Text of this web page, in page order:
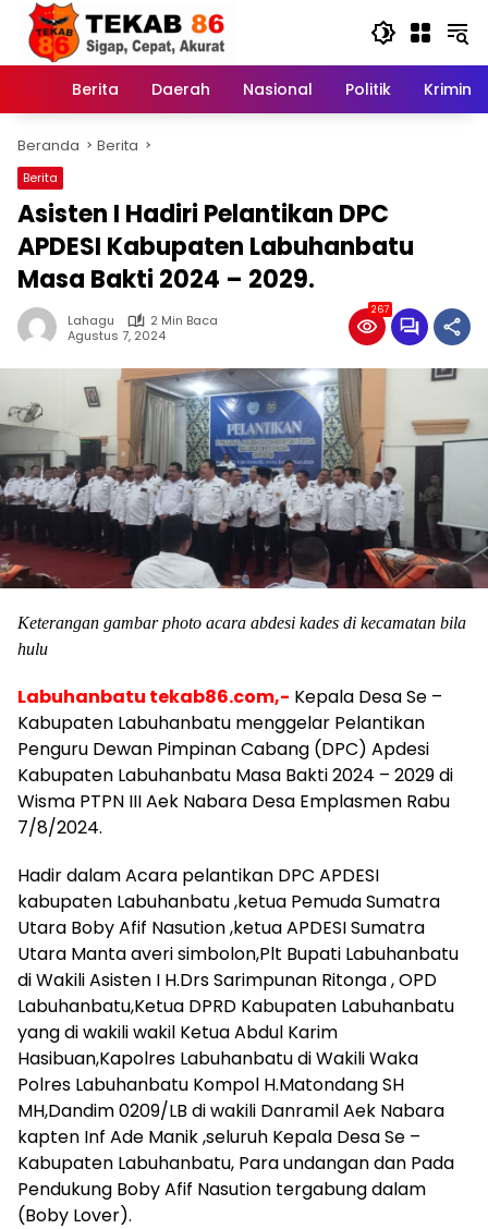
Langsung
konten
Home
Berita Daerah Nasional Politik Kriminal
Beranda Berita
Berita
Asisten I Hadiri Pelantikan DPC
APDESI Kabupaten Labuhanbatu
Masa Bakti 2024 – 2029.
Lahagu
2 Min Baca
Agustus 7, 2024
267
Keterangan gambar photo acara abdesi kades di kecamatan bila
hulu
Labuhanbatu tekab86.com,- Kepala Desa Se –
Kabupaten Labuhanbatu menggelar Pelantikan
Penguru Dewan Pimpinan Cabang (DPC) Apdesi
Kabupaten Labuhanbatu Masa Bakti 2024 – 2029 di
Wisma PTPN III Aek Nabara Desa Emplasmen Rabu
7/8/2024.
Hadir dalam Acara pelantikan DPC APDESI
kabupaten Labuhanbatu ,ketua Pemuda Sumatra
Utara Boby Afif Nasution ,ketua APDESI Sumatra
Utara Manta averi simbolon,Plt Bupati Labuhanbatu
di Wakili Asisten I H.Drs Sarimpunan Ritonga , OPD
Labuhanbatu,Ketua DPRD Kabupaten Labuhanbatu
yang di wakili wakil Ketua Abdul Karim
Hasibuan,Kapolres Labuhanbatu di Wakili Waka
Polres Labuhanbatu Kompol H.Matondang SH
MH,Dandim 0209/LB di wakili Danramil Aek Nabara
kapten Inf Ade Manik ,seluruh Kepala Desa Se –
Kabupaten Labuhanbatu, Para undangan dan Pada
Pendukung Boby Afif Nasution tergabung dalam
(Boby Lover).